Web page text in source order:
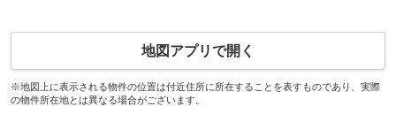
地図アプリで開く
※地図上に表示される物件の位置は付近住所に所在することを表すものであり、実際
の物件所在地とは異なる場合がございます。